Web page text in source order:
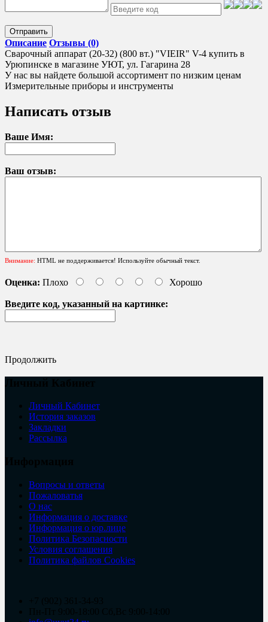
Отправить
Описание Отзывы (0)
Сварочный аппарат (20-32) (800 вт.) "VIEIR" V-4 купить в
Урюпинске в магазине УЮТ, ул. Гагарина 28
У нас вы найдете большой ассортимент по низким ценам
Измерительные приборы и инструменты
Написать отзыв
Ваше Имя:
Ваш отзыв:
Внимание: HTML не поддерживается! Используйте обычный текст.
Оценка: Плохо Хорошо
Введите код, указанный на картинке:
Продолжить
Личный Кабинет
История заказов
Закладки
Рассылка
Вопросы и ответы
Пожаловатья
О нас
Информация о доставке
Информация о юр.лице
Политика Безопасности
Условия соглашения
Политика файлов Cookies